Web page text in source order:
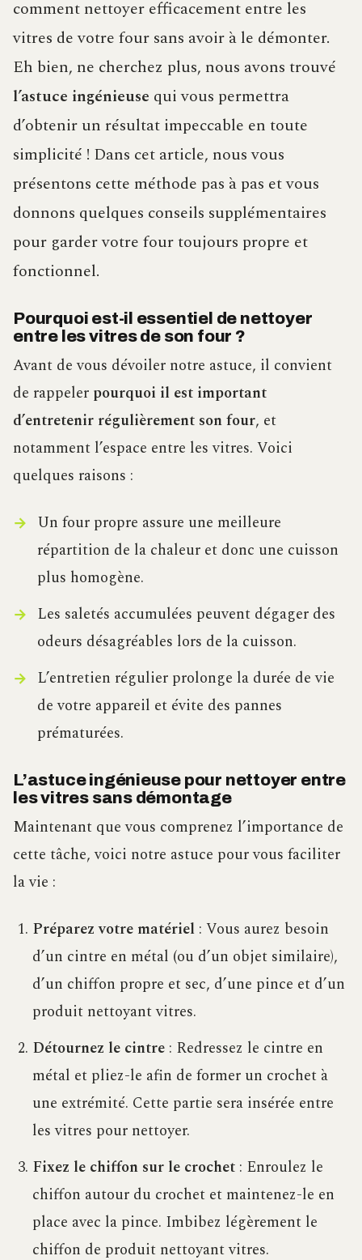
comment nettoyer efficacement entre les
vitres de votre four sans avoir à le démonter.
Eh bien, ne cherchez plus, nous avons trouvé
l’astuce ingénieuse qui vous permettra
d’obtenir un résultat impeccable en toute
simplicité ! Dans cet article, nous vous
présentons cette méthode pas à pas et vous
donnons quelques conseils supplémentaires
pour garder votre four toujours propre et
fonctionnel.
Pourquoi est-il essentiel de nettoyer
entre les vitres de son four ?
Avant de vous dévoiler notre astuce, il convient
de rappeler pourquoi il est important
d’entretenir régulièrement son four, et
notamment l’espace entre les vitres. Voici
quelques raisons :
Un four propre assure une meilleure
répartition de la chaleur et donc une cuisson
plus homogène.
Les saletés accumulées peuvent dégager des
odeurs désagréables lors de la cuisson.
L’entretien régulier prolonge la durée de vie
de votre appareil et évite des pannes
prématurées.
L’astuce ingénieuse pour nettoyer entre
les vitres sans démontage
Maintenant que vous comprenez l’importance de
cette tâche, voici notre astuce pour vous faciliter
la vie :
Préparez votre matériel : Vous aurez besoin
d’un cintre en métal (ou d’un objet similaire),
d’un chiffon propre et sec, d’une pince et d’un
produit nettoyant vitres.
Détournez le cintre : Redressez le cintre en
métal et pliez-le afin de former un crochet à
une extrémité. Cette partie sera insérée entre
les vitres pour nettoyer.
Fixez le chiffon sur le crochet : Enroulez le
chiffon autour du crochet et maintenez-le en
place avec la pince. Imbibez légèrement le
chiffon de produit nettoyant vitres.